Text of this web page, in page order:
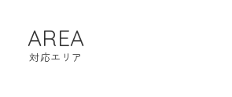
AREA
対応エリア